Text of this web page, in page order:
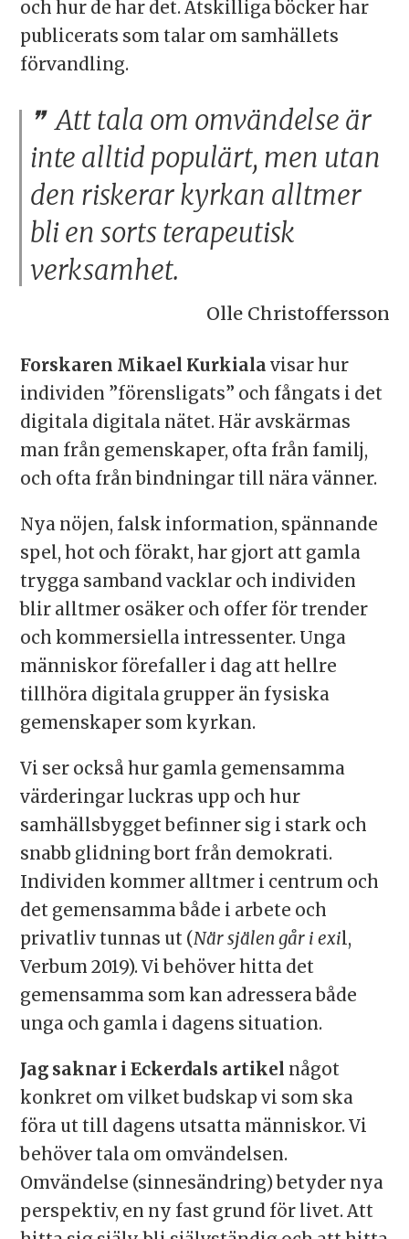
och hur de har det. Åtskilliga böcker har
publicerats som talar om samhällets
förvandling.
Att tala om omvändelse är
inte alltid populärt, men utan
den riskerar kyrkan alltmer
bli en sorts terapeutisk
verksamhet.
Olle Christoffersson
Forskaren Mikael Kurkiala visar hur
individen ”förensligats” och fångats i det
digitala digitala nätet. Här avskärmas
man från gemenskaper, ofta från familj,
och ofta från bindningar till nära vänner.
Nya nöjen, falsk information, spännande
spel, hot och förakt, har gjort att gamla
trygga samband vacklar och individen
blir alltmer osäker och offer för trender
och kommersiella intressenter. Unga
människor förefaller i dag att hellre
tillhöra digitala grupper än fysiska
gemenskaper som kyrkan.
Vi ser också hur gamla gemensamma
värderingar luckras upp och hur
samhällsbygget befinner sig i stark och
snabb glidning bort från demokrati.
Individen kommer alltmer i centrum och
det gemensamma både i arbete och
privatliv tunnas ut (När själen går i exil,
Verbum 2019). Vi behöver hitta det
gemensamma som kan adressera både
unga och gamla i dagens situation.
Jag saknar i Eckerdals artikel något
konkret om vilket budskap vi som ska
föra ut till dagens utsatta människor. Vi
behöver tala om omvändelsen.
Omvändelse (sinnesändring) betyder nya
perspektiv, en ny fast grund för livet. Att